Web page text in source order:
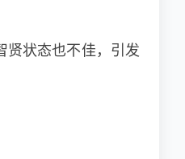
贤状态也不佳，引发